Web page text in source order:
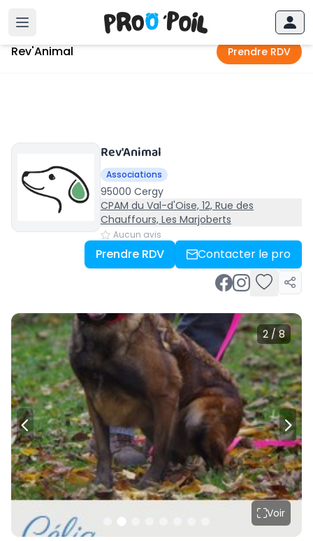
Accueil Rev'Animal
Rev'Animal Prendre RDV
Rev'Animal
Associations
95000 Cergy
CPAM du Val-d'Oise, 12, Rue des
Chauffours, Les Marjoberts
Aucun avis
Prendre RDV Contacter le pro
2 / 8
Voir